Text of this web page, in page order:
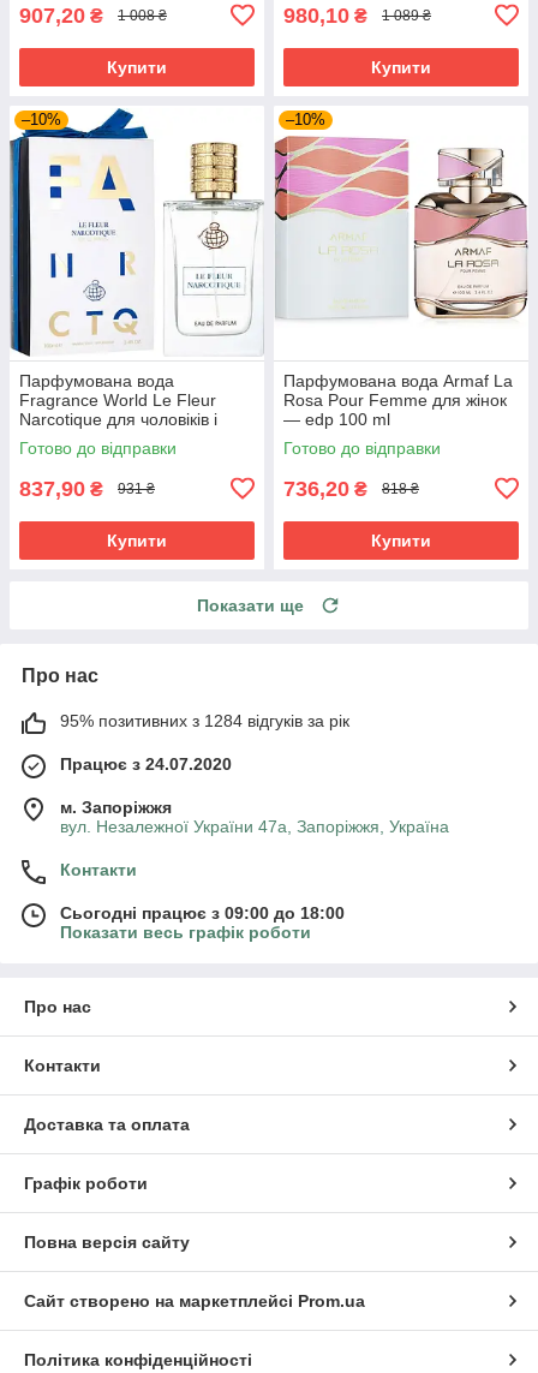
907,20 ₴ 1 008 ₴
Купити
980,10 ₴ 1 089 ₴
Купити
–10%
Парфумована вода
Fragrance World Le Fleur
Narcotique для чоловіків і
жінок edp 100 ml
Готово до відправки
837,90 ₴ 931 ₴
Купити
–10%
Парфумована вода Armaf La
Rosa Pour Femme для жінок
— edp 100 ml
Готово до відправки
736,20 ₴ 818 ₴
Купити
Показати ще
Про нас
95% позитивних з 1284 відгуків за рік
Працює з 24.07.2020
м. Запоріжжя
вул. Незалежної України 47а, Запоріжжя, Україна
Контакти
Сьогодні працює з 09:00 до 18:00
Показати весь графік роботи
Про нас
Контакти
Доставка та оплата
Графік роботи
Повна версія сайту
Сайт створено на маркетплейсі Prom.ua
Політика конфіденційності